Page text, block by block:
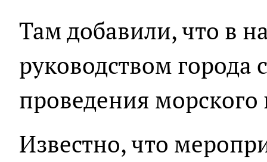
Там добавили, что в
руководством города
проведения морского
Известно, что